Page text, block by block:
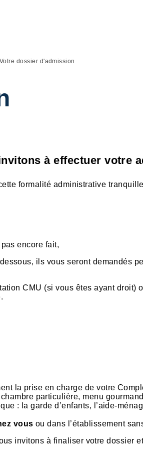
Votre dossier d'admission
à effectuer votre
formalité administrative
encore fait,
ils vous seront demandés
CMU (si vous êtes ayant droit)
la prise en charge de votre
particulière, menu
: la garde d’enfants, l’aide-
vousou dans l’établissement
invitons à finaliser votre dossier